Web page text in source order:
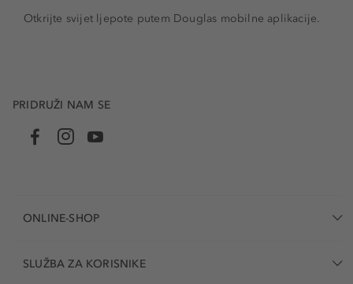
Otkrijte svijet ljepote putem Douglas mobilne aplikacije.
PRIDRUŽI NAM SE
ONLINE-SHOP
SLUŽBA ZA KORISNIKE